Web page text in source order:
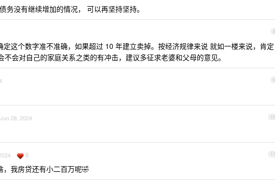
务没有继续增加的情况， 可以再坚持坚持。
8
这个数字准不准确，如果超过 10 年建立卖掉。按经济规律来说 就如一楼来说，肯定
不会对自己的家庭关系之类的有冲击，建议多征求老婆和父母的意见。
9
10
Jun 28, 2024
11
6
，我房贷还有小二百万呢🤣